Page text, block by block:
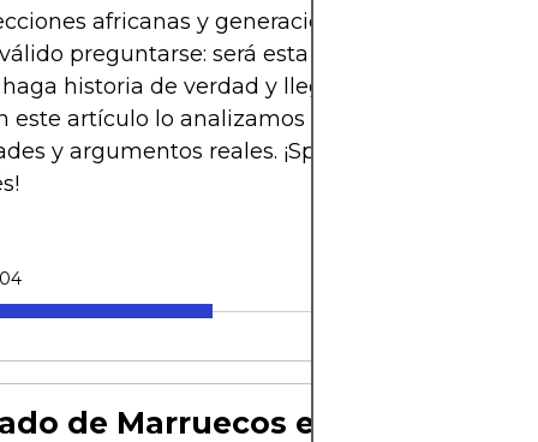
africanas y generaciones doradas que
preguntarse: será esta la edición donde un
historia de verdad y llegue a la final… o
este artículo lo analizamos con estadísticas,
y argumentos reales. ¡Spoiler: sí, es más
de Marruecos en 2022